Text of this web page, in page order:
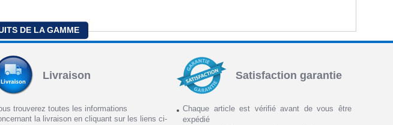
DE LA GAMME
Livraison
trouverez toutes les informations
la livraison en cliquant sur les liens ci-
Satisfaction garantie
Chaque article est vérifié avant de vous être
expédié